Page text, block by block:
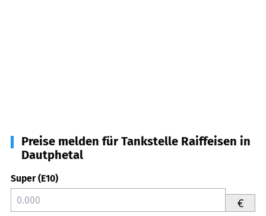
Preise melden für Tankstelle Raiffeisen in
Dautphetal
Super (E10)
€